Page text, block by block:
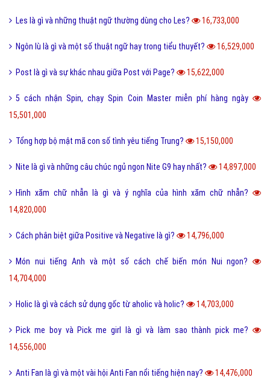
Les là gì và những thuật ngữ thường dùng cho Les? 16,733,000
Ngôn lù là gì và một số thuật ngữ hay trong tiểu thuyết? 16,529,000
Post là gì và sự khác nhau giữa Post với Page? 15,622,000
5 cách nhận Spin, chạy Spin Coin Master miễn phí hàng ngày
15,501,000
Tổng hợp bộ mật mã con số tình yêu tiếng Trung? 15,150,000
Nite là gì và những câu chúc ngủ ngon Nite G9 hay nhất? 14,897,000
Hình xăm chữ nhẫn là gì và ý nghĩa của hình xăm chữ nhẫn?
14,820,000
Cách phân biệt giữa Positive và Negative là gì? 14,796,000
Món nui tiếng Anh và một số cách chế biến món Nui ngon?
14,704,000
Holic là gì và cách sử dụng gốc từ aholic và holic? 14,703,000
Pick me boy và Pick me girl là gì và làm sao thành pick me?
14,556,000
Anti Fan là gì và một vài hội Anti Fan nổi tiếng hiện nay? 14,476,000